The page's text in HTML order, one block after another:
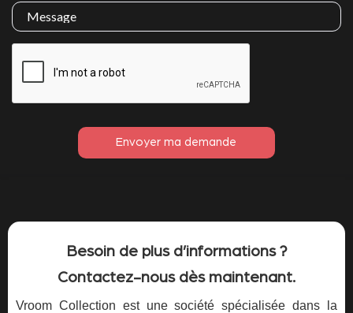
Besoin de plus d’informations ?
Contactez-nous dès maintenant.
Vroom Collection est une société spécialisée dans la